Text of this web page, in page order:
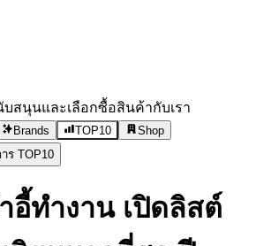
สนุนและเลือกซื้อสินค้ากับเรา
Brands TOP10
Shop
ร TOP10
อี้ทำงาน เปิดลิสต์